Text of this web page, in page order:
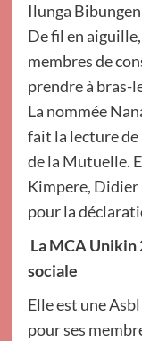
Ilunga
De fil en
membres de
prendre à bras-
La nommée
fait la lecture de
de la Mutuelle.
Kimpere,
pour la
La MCA Unikin
sociale
Elle est une
pour ses